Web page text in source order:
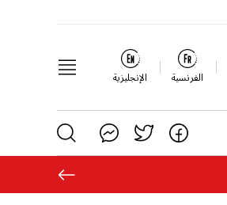
الفرنسية الإنجليزية